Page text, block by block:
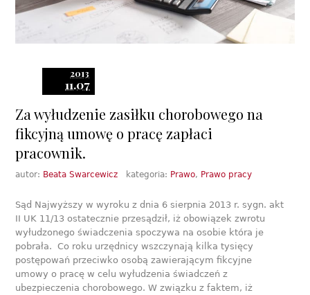
2013
11.07
Za wyłudzenie zasiłku chorobowego na
fikcyjną umowę o pracę zapłaci
pracownik.
autor: Beata Swarcewicz kategoria: Prawo, Prawo pracy
Sąd Najwyższy w wyroku z dnia 6 sierpnia 2013 r. sygn. akt
II UK 11/13 ostatecznie przesądził, iż obowiązek zwrotu
wyłudzonego świadczenia spoczywa na osobie która je
pobrała. Co roku urzędnicy wszczynają kilka tysięcy
postępowań przeciwko osobą zawierającym fikcyjne
umowy o pracę w celu wyłudzenia świadczeń z
ubezpieczenia chorobowego. W związku z faktem, iż